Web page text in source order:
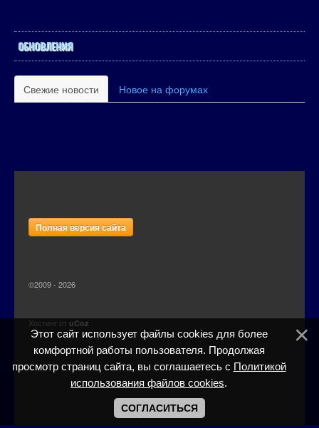
ОБНОВЛЕНИЯ
Свежие новости Новое на форумах
Полная версия сайта
©2009 - 2026
Хостинг от uCoz
Этот сайт использует файлы cookies для более
комфортной работы пользователя. Продолжая
просмотр страниц сайта, вы соглашаетесь с Политикой
использования файлов cookies.
СОГЛАСИТЬСЯ